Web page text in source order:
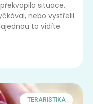
situace,
nebo vystřelil
to vidíte
TERARISTIKA